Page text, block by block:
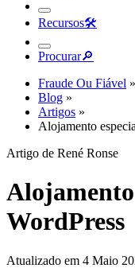
Recursos🛠︎
Procurar🔎︎
Fraude Ou Fiável »
Blog »
Artigos »
Alojamento
Artigo de René Ronse
WordPress
Atualizado em 4 Maio